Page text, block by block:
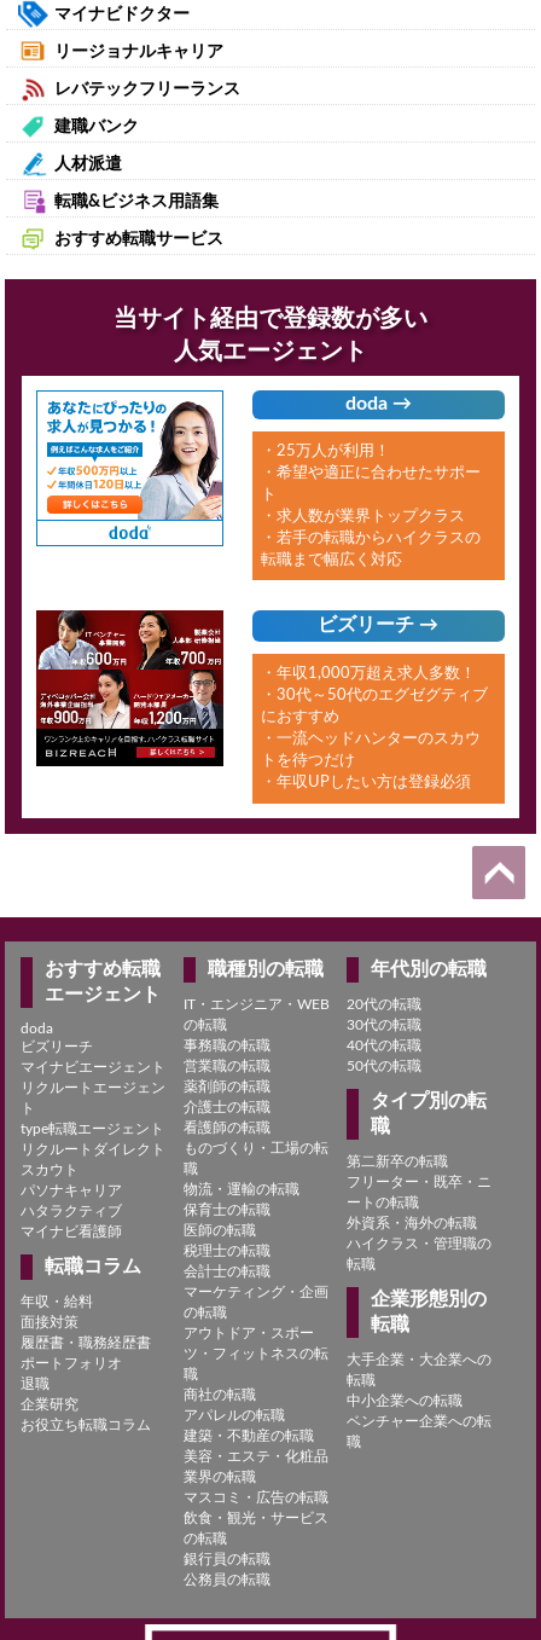
マイナビドクター
リージョナルキャリア
レバテックフリーランス
建職バンク
人材派遣
転職&ビジネス用語集
おすすめ転職サービス
当サイト経由で登録数が多い
人気エージェント
doda →
・25万人が利用！
・希望や適正に合わせたサポー
ト
・求人数が業界トップクラス
・若手の転職からハイクラスの
転職まで幅広く対応
ビズリーチ →
・年収1,000万超え求人多数！
・30代～50代のエグゼグティブ
におすすめ
・一流ヘッドハンターのスカウ
トを待つだけ
・年収UPしたい方は登録必須
おすすめ転職
エージェント
doda
ビズリーチ
マイナビエージェント
リクルートエージェン
ト
type転職エージェント
リクルートダイレクト
スカウト
パソナキャリア
ハタラクティブ
マイナビ看護師
転職コラム
年収・給料
面接対策
履歴書・職務経歴書
ポートフォリオ
退職
企業研究
お役立ち転職コラム
職種別の転職
IT・エンジニア・WEB
の転職
事務職の転職
営業職の転職
薬剤師の転職
介護士の転職
看護師の転職
ものづくり・工場の転
職
物流・運輸の転職
保育士の転職
医師の転職
税理士の転職
会計士の転職
マーケティング・企画
の転職
アウトドア・スポー
ツ・フィットネスの転
職
商社の転職
アパレルの転職
建築・不動産の転職
美容・エステ・化粧品
業界の転職
マスコミ・広告の転職
飲食・観光・サービス
の転職
銀行員の転職
公務員の転職
年代別の転職
20代の転職
30代の転職
40代の転職
50代の転職
タイプ別の転
職
第二新卒の転職
フリーター・既卒・ニ
ートの転職
外資系・海外の転職
ハイクラス・管理職の
転職
企業形態別の
転職
大手企業・大企業への
転職
中小企業への転職
ベンチャー企業への転
職